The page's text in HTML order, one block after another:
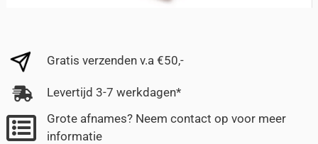
Gratis verzenden v.a €50,-
Levertijd 3-7 werkdagen*
Grote afnames? Neem contact op voor meer
informatie